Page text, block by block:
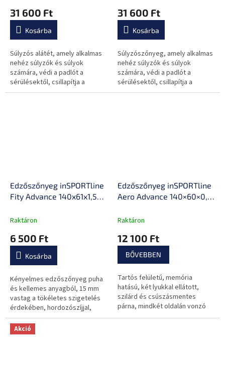
csúszásmentes felület,
tompítja a rezgést
31 600 Ft
Kosárba
Súlyzós alátét, amely alkalmas
nehéz súlyzók és súlyok
számára, védi a padlót a
sérülésektől, csillapítja a
rezgést és a zajt, emellett
csúszásmentes felület,
tompítja a rezgést
31 600 Ft
Kosárba
Súlyzószőnyeg, amely alkalmas
nehéz súlyzók és súlyok
számára, védi a padlót a
sérülésektől, csillapítja a
rezgést és a zajt, emellett
Edzőszőnyeg inSPORTline
Fity Advance 140x61x1,5
anyag, izzadság- és
kivitel
Raktáron
6 500 Ft
Kosárba
Kényelmes edzőszőnyeg puha
és kellemes anyagból, 15 mm
vastag a tökéletes szigetelés
érdekében, hordozószíjjal,
csúszásmentes kivitelben.
Edzőszőnyeg inSPORTline
Aero Advance 140×60×0,9
vonzó színek, akasztólyuk
Raktáron
12 100 Ft
BŐVEBBEN
Tartós felületű, memória
hatású, két lyukkal ellátott,
szilárd és csúszásmentes
párna, mindkét oldalán vonzó
színkezeléssel.
Akció